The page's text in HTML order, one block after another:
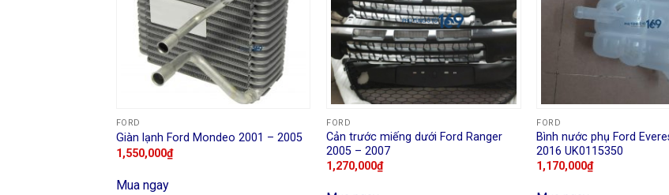
FORD
Giàn lạnh Ford Mondeo 2001 – 2005
1,550,000₫
Mua ngay
FORD
Cản trước miếng dưới Ford Ranger
2005 – 2007
1,270,000₫
FORD
Bình nước phụ Ford
2016 UK0115350
1,170,000₫